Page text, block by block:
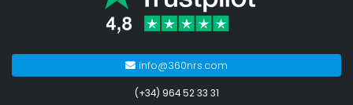
info@360nrs.com
(+34) 964 52 33 31